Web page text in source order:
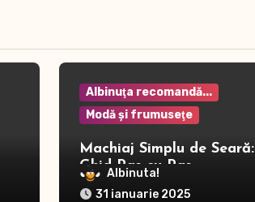
Albinuţa recomandă...
Modă şi frumuseţe
Machiaj Simplu de Seară:
Ghid Pas cu Pas
Albinuta!
31 ianuarie 2025